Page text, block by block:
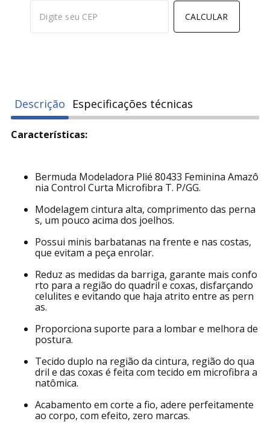
CALCULAR
Descrição Especificações técnicas
Características:
Bermuda Modeladora Plié 80433 Feminina Amazô
nia Control Curta Microfibra T. P/GG.
Modelagem cintura alta, comprimento das perna
s, um pouco acima dos joelhos.
Possui minis barbatanas na frente e nas costas,
que evitam a peça enrolar.
Reduz as medidas da barriga, garante mais confo
rto para a região do quadril e coxas, disfarçando
celulites e evitando que haja atrito entre as pern
as.
Proporciona suporte para a lombar e melhora de
postura.
Tecido duplo na região da cintura, região do qua
dril e das coxas é feita com tecido em microfibra a
natômica.
Acabamento em corte a fio, adere perfeitamente
ao corpo, com efeito, zero marcas.